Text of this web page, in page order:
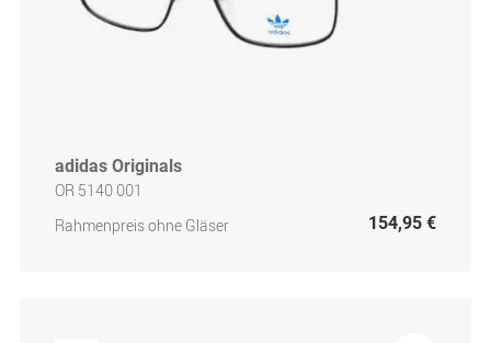
adidas Originals
OR 5140 001
Rahmenpreis ohne Gläser
154,95 €